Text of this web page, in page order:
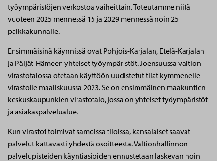
työympäristöjen verkostoa vaiheittain. Toteutamme niitä
vuoteen 2025 mennessä 15 ja 2029 mennessä noin 25
paikkakunnalle.
Ensimmäisinä käynnissä ovat Pohjois-Karjalan, Etelä-Karjalan
ja Päijät-Hämeen yhteiset työympäristöt. Joensuussa valtion
virastotalossa otetaan käyttöön uudistetut tilat kymmenelle
virastolle maaliskuussa 2023. Se on ensimmäinen maakuntien
keskuskaupunkien virastotalo, jossa on yhteiset työympäristöt
ja asiakaspalvelualue.
Kun virastot toimivat samoissa tiloissa, kansalaiset saavat
palvelut kattavasti yhdestä osoitteesta. Valtionhallinnon
palvelupisteiden käyntiasioiden ennustetaan laskevan noin